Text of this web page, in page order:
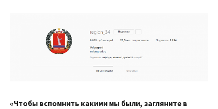
«Чтобы вспомнить какими мы были, загляните в